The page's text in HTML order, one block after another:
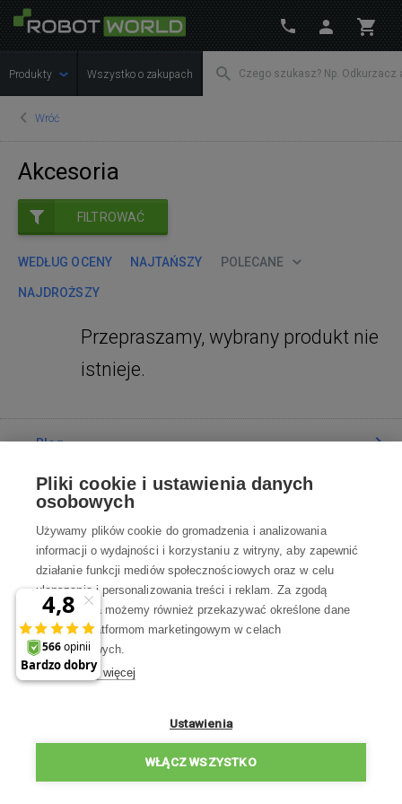
Produkty Wszystko o zakupach
Wróć
Akcesoria
FILTROWAĆ
WEDŁUG OCENY NAJTAŃSZY POLECANE
NAJDROŻSZY
Przepraszamy, wybrany produkt nie
istnieje.
Blog
Poradnia
Wszystko o zakupach
Kontakt
Skontaktuj się z Nami
Pon-Pt 8:00—17:00
WSZYSTKIE KONTAKTY
Pliki cookie i ustawienia danych
osobowych
Używamy plików cookie do gromadzenia i analizowania
informacji o wydajności i korzystaniu z witryny, aby zapewnić
działanie funkcji mediów społecznościowych oraz w celu
ulepszania i personalizowania treści i reklam. Za zgodą
użytkownika możemy również przekazywać określone dane
osobowe platformom marketingowym w celach
marketingowych.
Dowiedz się więcej
Ustawienia
WŁĄCZ WSZYSTKO